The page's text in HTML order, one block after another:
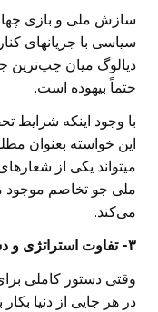
سازش ملی و بازی
سیاسی با جریانهای
دیالوگ میان چپ‌ترین
حتماً بیهوده است.
با وجود اینکه شرایط
این خواسته بعنوان
میتواند یکی از
ملی جو تخاصم موجود
می‌کند.
۳- تفاوت استراتژی و دستور آشپزی
وقتی دستور کاملی
در هر جایی از دنیا